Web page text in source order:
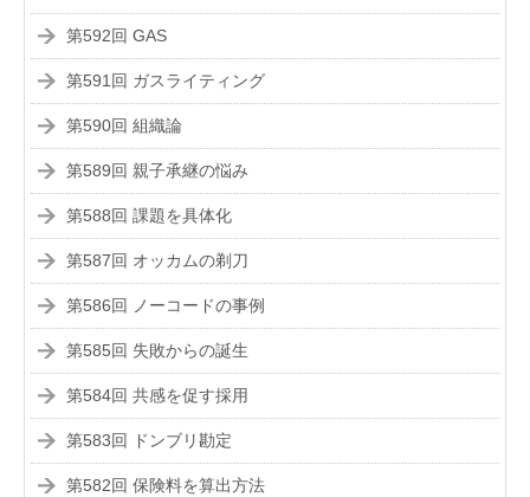
第592回 GAS
第591回 ガスライティング
第590回 組織論
第589回 親子承継の悩み
第588回 課題を具体化
第587回 オッカムの剃刀
第586回 ノーコードの事例
第585回 失敗からの誕生
第584回 共感を促す採用
第583回 ドンブリ勘定
第582回 保険料を算出方法